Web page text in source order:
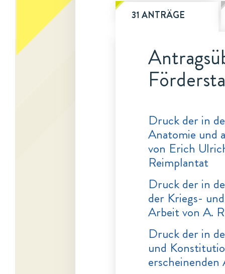
31 ANTRÄGE
Druck der in
Anatomie und
von Erich
Reimplantat
Druck der in
der Kriegs-
Arbeit von A.
Druck der in
und